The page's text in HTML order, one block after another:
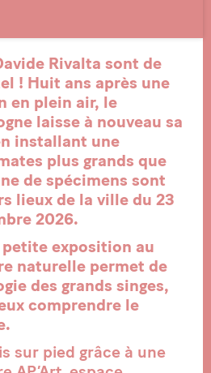
Rivalta sont de
! Huit ans après une
en plein air, le
laisse à nouveau sa
installant une
plus grands que
de spécimens sont
lieux de la ville du 23
2026.
exposition au
naturelle permet de
des grands singes,
comprendre le
sur pied grâce à une